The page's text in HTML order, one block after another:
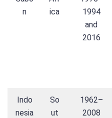
n
ica
1994
and
2016
Indo
nesia
So
ut
1962–
2008